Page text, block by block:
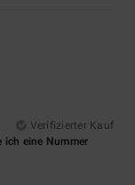
Verifizierter Kauf
eine Nummer